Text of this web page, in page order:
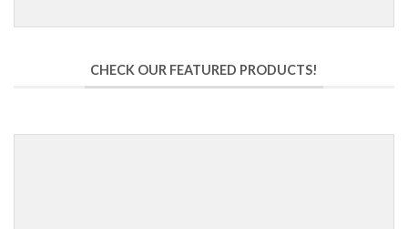
CHECK OUR FEATURED PRODUCTS!